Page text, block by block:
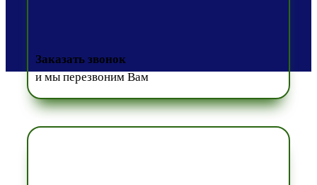
Заказать звонок
и мы перезвоним Вам